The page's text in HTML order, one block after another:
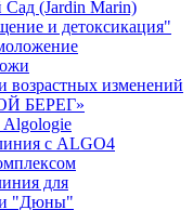
Сад (Jardin Marin)
и детоксикация"
возрастных изменений
БЕРЕГ»
с ALGO4
для
"Дюны"